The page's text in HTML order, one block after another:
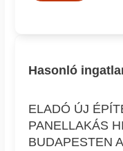
Hasonló
ELADÓ ÚJ
PANELLAKÁS
BUDAPESTEN